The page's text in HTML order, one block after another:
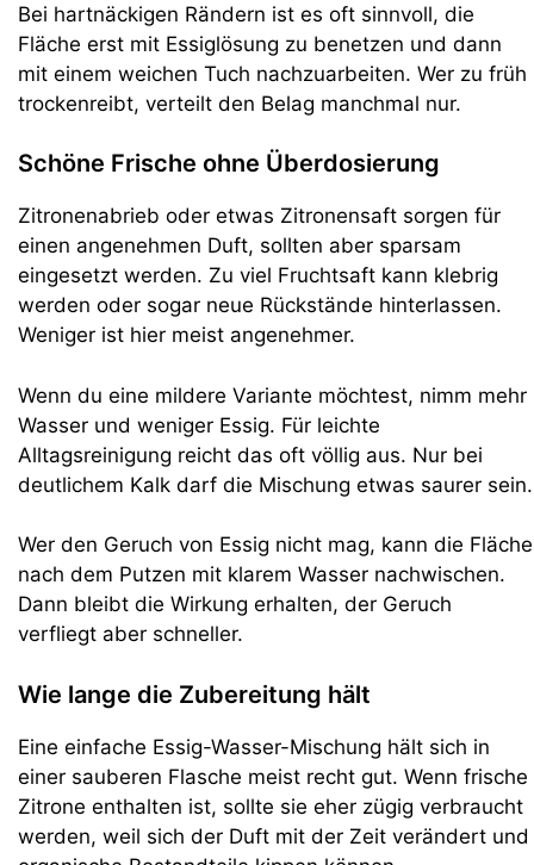
Bei hartnäckigen Rändern ist es oft sinnvoll, die
Fläche erst mit Essiglösung zu benetzen und dann
mit einem weichen Tuch nachzuarbeiten. Wer zu früh
trockenreibt, verteilt den Belag manchmal nur.
Schöne Frische ohne Überdosierung
Zitronenabrieb oder etwas Zitronensaft sorgen für
einen angenehmen Duft, sollten aber sparsam
eingesetzt werden. Zu viel Fruchtsaft kann klebrig
werden oder sogar neue Rückstände hinterlassen.
Weniger ist hier meist angenehmer.
Wenn du eine mildere Variante möchtest, nimm mehr
Wasser und weniger Essig. Für leichte
Alltagsreinigung reicht das oft völlig aus. Nur bei
deutlichem Kalk darf die Mischung etwas saurer sein.
Wer den Geruch von Essig nicht mag, kann die Fläche
nach dem Putzen mit klarem Wasser nachwischen.
Dann bleibt die Wirkung erhalten, der Geruch
verfliegt aber schneller.
Wie lange die Zubereitung hält
Eine einfache Essig-Wasser-Mischung hält sich in
einer sauberen Flasche meist recht gut. Wenn frische
Zitrone enthalten ist, sollte sie eher zügig verbraucht
werden, weil sich der Duft mit der Zeit verändert und